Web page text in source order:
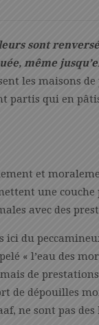
sont
même
les maisons
partis qui en
et
une
avec des
ici du
« l’eau des
de
dépouilles
ne sont pas